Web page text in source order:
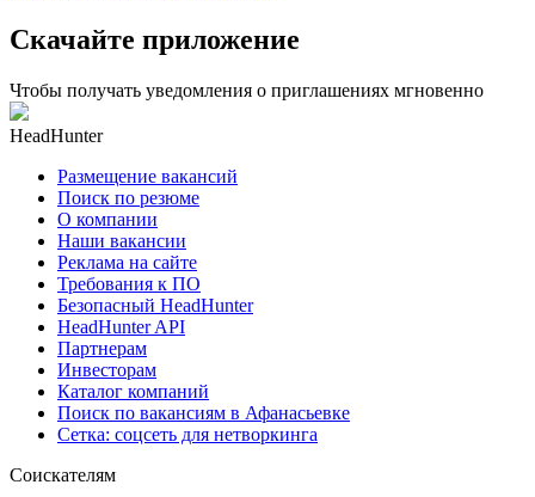
Скачайте приложение
Чтобы получать уведомления о приглашениях мгновенно
HeadHunter
Размещение вакансий
Поиск по резюме
О компании
Наши вакансии
Реклама на сайте
Требования к ПО
Безопасный HeadHunter
HeadHunter API
Партнерам
Инвесторам
Каталог компаний
Поиск по вакансиям в Афанасьевке
Сетка: соцсеть для нетворкинга
Соискателям